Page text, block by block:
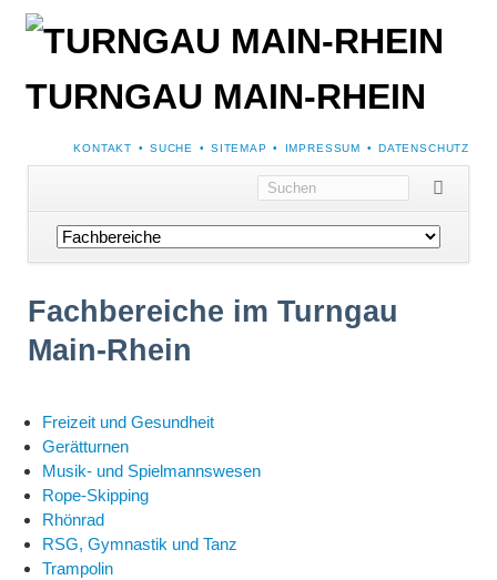
TURNGAU MAIN-RHEIN
NAVIGATION
ÜBERSPRINGEN
KONTAKT SUCHE SITEMAP IMPRESSUM DATENSCHUTZ
Navigation
überspringen
Fachbereiche im Turngau
Main-Rhein
Navigation
überspringen
Freizeit und Gesundheit
Gerätturnen
Musik- und Spielmannswesen
Rope-Skipping
Rhönrad
RSG, Gymnastik und Tanz
Trampolin